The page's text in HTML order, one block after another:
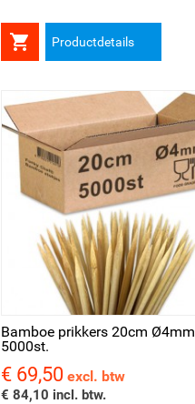
 Productdetails
Bamboe prikkers 20cm Ø4mm
5000st.
Prijs
€ 69,50 excl. btw
€ 84,10 incl. btw.